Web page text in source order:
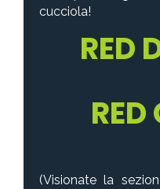
cucciola!
RED
(Visionate la